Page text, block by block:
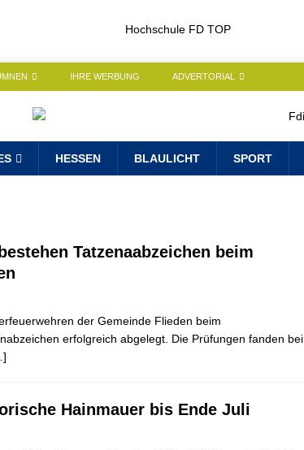
IHRE WERBUNG ADVERTORIAL
HESSEN BLAULICHT SPORT
Tatzenaabzeichen beim
der Gemeinde Flieden beim
erfolgreich abgelegt. Die Prüfungen fanden bei
Hainmauer bis Ende Juli